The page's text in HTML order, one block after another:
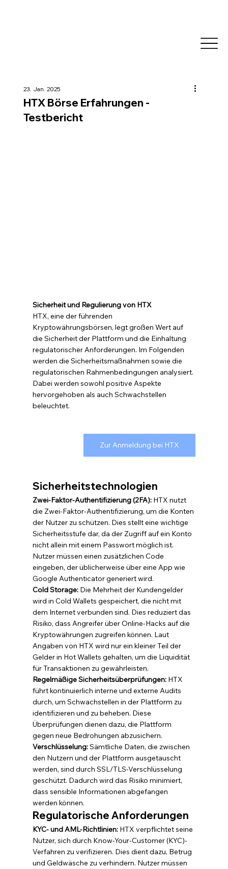
HTX Börse Erfahrungen -
Testbericht
23. Jan. 2025
Sicherheit und Regulierung von HTX
HTX, eine der führenden
Kryptowährungsbörsen, legt großen Wert auf
die Sicherheit der Plattform und die Einhaltung
regulatorischer Anforderungen. Im Folgenden
werden die Sicherheitsmaßnahmen sowie die
regulatorischen Rahmenbedingungen analysiert.
Dabei werden sowohl positive Aspekte
hervorgehoben als auch Schwachstellen
beleuchtet.
Zur Anmeldung bei HTX
Sicherheitstechnologien
Zwei-Faktor-Authentifizierung (2FA): HTX nutzt
die Zwei-Faktor-Authentifizierung, um die Konten
der Nutzer zu schützen. Dies stellt eine wichtige
Sicherheitsstufe dar, da der Zugriff auf ein Konto
nicht allein mit einem Passwort möglich ist.
Nutzer müssen einen zusätzlichen Code
eingeben, der üblicherweise über eine App wie
Google Authenticator generiert wird.
Cold Storage: Die Mehrheit der Kundengelder
wird in Cold Wallets gespeichert, die nicht mit
dem Internet verbunden sind. Dies reduziert das
Risiko, dass Angreifer über Online-Hacks auf die
Kryptowährungen zugreifen können. Laut
Angaben von HTX wird nur ein kleiner Teil der
Gelder in Hot Wallets gehalten, um die Liquidität
für Transaktionen zu gewährleisten.
Regelmäßige Sicherheitsüberprüfungen: HTX
führt kontinuierlich interne und externe Audits
durch, um Schwachstellen in der Plattform zu
identifizieren und zu beheben. Diese
Überprüfungen dienen dazu, die Plattform
gegen neue Bedrohungen abzusichern.
Verschlüsselung: Sämtliche Daten, die zwischen
den Nutzern und der Plattform ausgetauscht
werden, sind durch SSL/TLS-Verschlüsselung
geschützt. Dadurch wird das Risiko minimiert,
dass sensible Informationen abgefangen
werden können.
Regulatorische Anforderungen
KYC- und AML-Richtlinien: HTX verpflichtet seine
Nutzer, sich durch Know-Your-Customer (KYC)-
Verfahren zu verifizieren. Dies dient dazu, Betrug
und Geldwäsche zu verhindern. Nutzer müssen